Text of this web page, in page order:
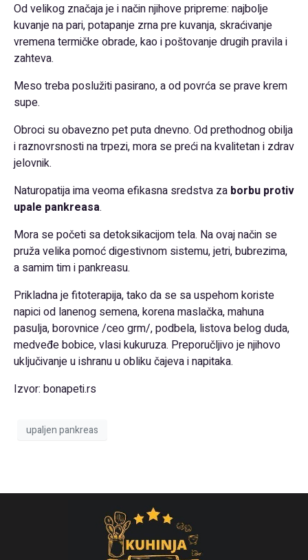
Od velikog značaja je i način njihove pripreme: najbolje
kuvanje na pari, potapanje zrna pre kuvanja, skraćivanje
vremena termičke obrade, kao i poštovanje drugih pravila i
zahteva.
Meso treba poslužiti pasirano, a od povrća se prave krem
supe.
Obroci su obavezno pet puta dnevno. Od prethodnog obilja
i raznovrsnosti na trpezi, mora se preći na kvalitetan i zdrav
jelovnik.
Naturopatija ima veoma efikasna sredstva za borbu protiv
upale pankreasa.
Mora se početi sa detoksikacijom tela. Na ovaj način se
pruža velika pomoć digestivnom sistemu, jetri, bubrezima,
a samim tim i pankreasu.
Prikladna je fitoterapija, tako da se sa uspehom koriste
napici od lanenog semena, korena maslačka, mahuna
pasulja, borovnice /ceo grm/, podbela, listova belog duda,
medveđe bobice, vlasi kukuruza. Preporučljivo je njihovo
uključivanje u ishranu u obliku čajeva i napitaka.
Izvor: bonapeti.rs
upaljen pankreas